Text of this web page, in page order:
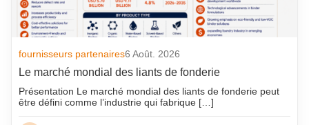
fournisseurs partenaires6 Août. 2026
Le marché mondial des liants de fonderie
Présentation Le marché mondial des liants de fonderie peut
être défini comme l’industrie qui fabrique […]